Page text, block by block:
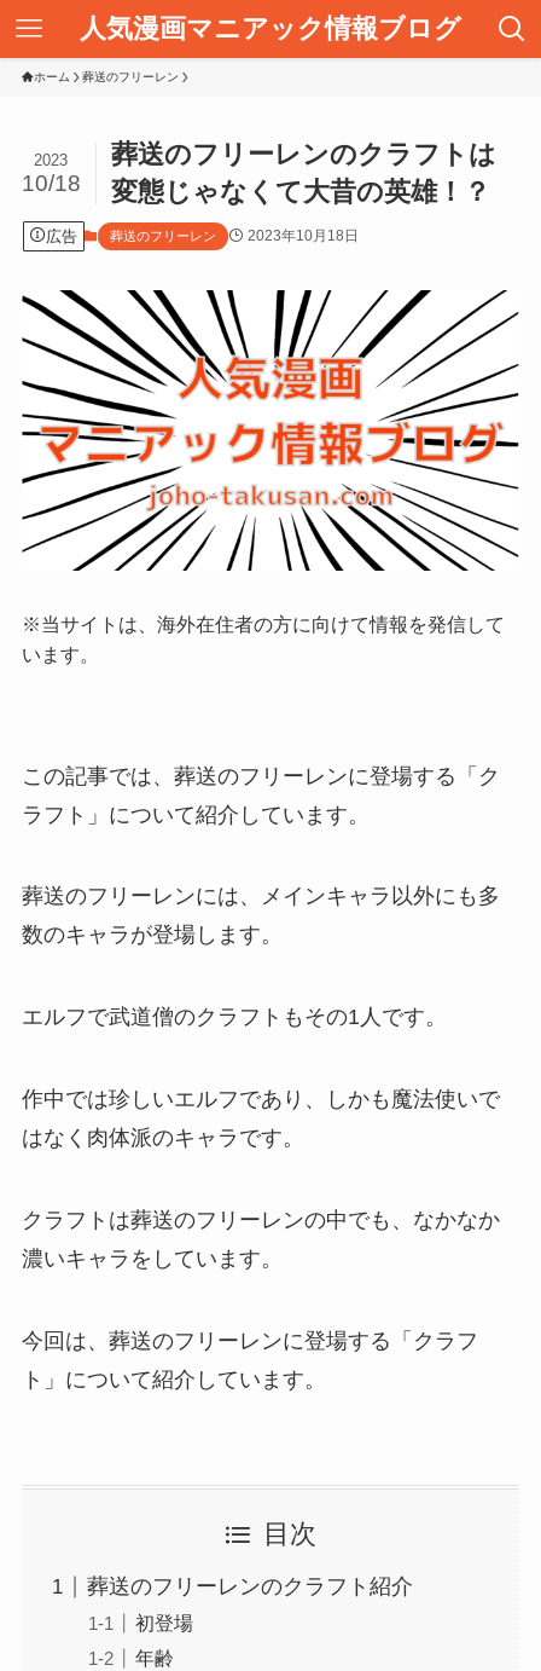
人気漫画マニアック情報ブログ
ホーム 葬送のフリーレン
葬送のフリーレンのクラフトは
変態じゃなくて大昔の英雄！？
2023
10/18
広告 葬送のフリーレン 2023年10月18日
※当サイトは、海外在住者の方に向けて情報を発信して
います。
この記事では、葬送のフリーレンに登場する「ク
ラフト」について紹介しています。
葬送のフリーレンには、メインキャラ以外にも多
数のキャラが登場します。
エルフで武道僧のクラフトもその1人です。
作中では珍しいエルフであり、しかも魔法使いで
はなく肉体派のキャラです。
クラフトは葬送のフリーレンの中でも、なかなか
濃いキャラをしています。
今回は、葬送のフリーレンに登場する「クラフ
ト」について紹介しています。
目次
葬送のフリーレンのクラフト紹介
初登場
年齢